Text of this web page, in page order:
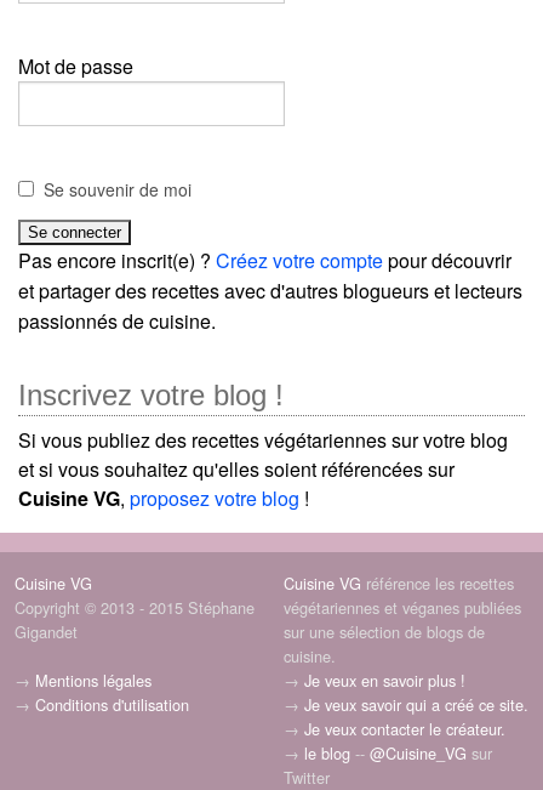
Mot de passe
Se souvenir de moi
Pas encore inscrit(e) ? Créez votre comptepour découvrir
et partager des recettes avec d'autres blogueurs et lecteurs
passionnés de cuisine.
Inscrivez votre blog !
Si vous publiez des recettes végétariennes sur votre blog
et si vous souhaitez qu'elles soient référencées sur
Cuisine VG, proposez votre blog !
Cuisine VG
Copyright © 2013 - 2015 Stéphane
Gigandet
→ Mentions légales
→ Conditions d'utilisation
Cuisine VG référence les recettes
végétariennes et véganes publiées
sur une sélection de blogs de
cuisine.
→ Je veux en savoir plus !
→ Je veux savoir qui a créé ce site.
→ Je veux contacter le créateur.
→ le blog -- @Cuisine_VG sur
Twitter